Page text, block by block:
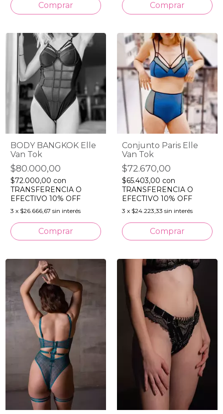
Comprar Comprar
BODY BANGKOK Elle
Van Tok
$80.000,00
$72.000,00 con
TRANSFERENCIA O
EFECTIVO 10% OFF
3 x $26.666,67 sin interés
Comprar
Conjunto Paris Elle
Van Tok
$72.670,00
$65.403,00 con
TRANSFERENCIA O
EFECTIVO 10% OFF
3 x $24.223,33 sin interés
Comprar